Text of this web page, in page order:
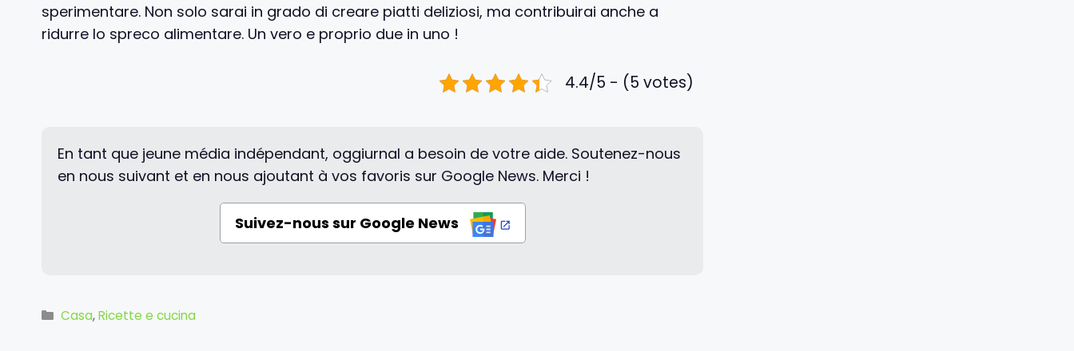
sperimentare. Non solo sarai in grado di creare piatti deliziosi, ma contribuirai anche a
ridurre lo spreco alimentare. Un vero e proprio due in uno !
4.4/5 - (5 votes)
En tant que jeune média indépendant, oggiurnal a besoin de votre aide. Soutenez-nous
en nous suivant et en nous ajoutant à vos favoris sur Google News. Merci !
Suivez-nous sur Google News
Categorie
Casa,Ricette e cucina